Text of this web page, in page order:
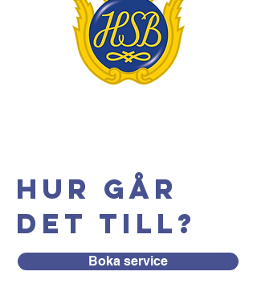
Hur går
det till?
Boka service